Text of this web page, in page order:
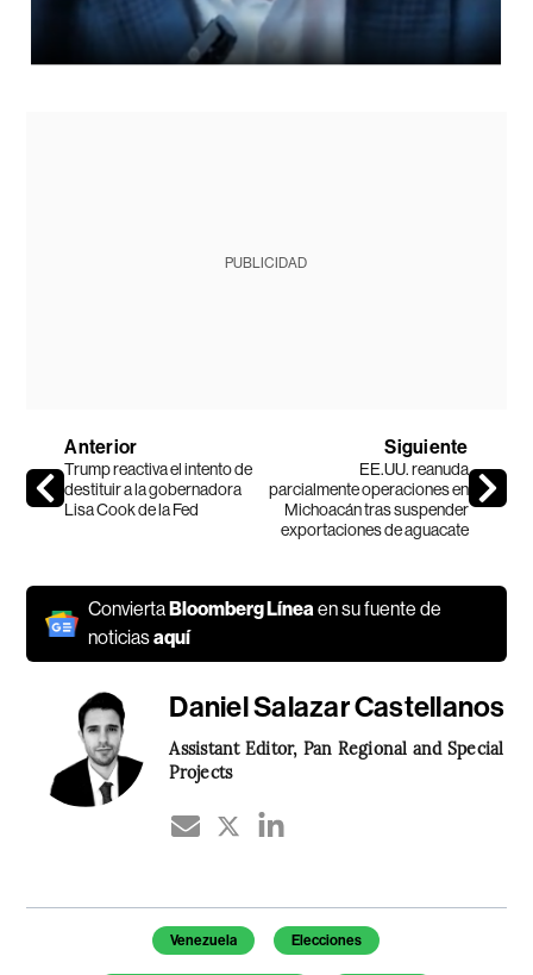
PUBLICIDAD
Anterior
Trump reactiva el intento de
destituir a la gobernadora
Lisa Cook de la Fed
Siguiente
EE.UU. reanuda
parcialmente operaciones en
Michoacán tras suspender
exportaciones de aguacate
ConviertaBloomberg Líneaen su fuente de
noticiasaquí
Daniel Salazar Castellanos
Assistant Editor, Pan Regional and Special
Projects
Temas de este artículo
Venezuela Elecciones